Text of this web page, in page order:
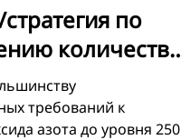
по
количества
требований к
азота до уровня 250